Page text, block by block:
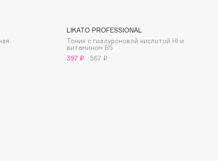
LIKATO PROFESSIONAL
Тоник с гиалуроновой кислотой Hl и
витамином B5
397 ₽
567 ₽